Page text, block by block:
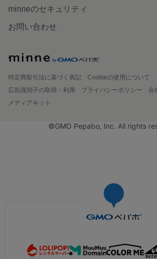
minneのセキュリティ
お問い合わせ
特定商取引法に基づく表記
Cookieの使用について
広告識別子の取得・利用
プライバシーポリシー 会
メディアキット
©GMO Pepabo, Inc. All rights